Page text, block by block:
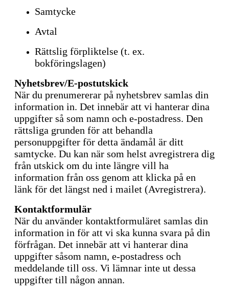
Samtycke
Avtal
Rättslig förpliktelse (t. ex.
bokföringslagen)
Nyhetsbrev/E-postutskick
När du prenumererar på nyhetsbrev samlas din
information in. Det innebär att vi hanterar dina
uppgifter så som namn och e-postadress. Den
rättsliga grunden för att behandla
personuppgifter för detta ändamål är ditt
samtycke. Du kan när som helst avregistrera dig
från utskick om du inte längre vill ha
information från oss genom att klicka på en
länk för det längst ned i mailet (Avregistrera).
Kontaktformulär
När du använder kontaktformuläret samlas din
information in för att vi ska kunna svara på din
förfrågan. Det innebär att vi hanterar dina
uppgifter såsom namn, e-postadress och
meddelande till oss. Vi lämnar inte ut dessa
uppgifter till någon annan.